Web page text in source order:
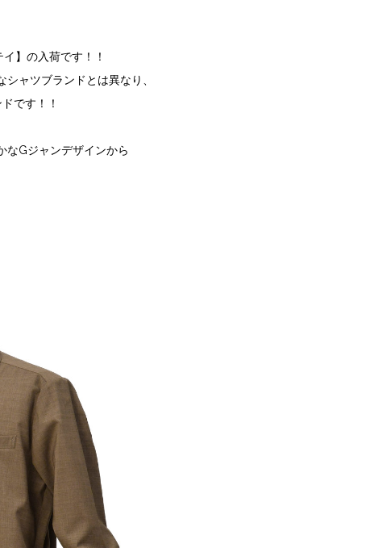
】の入荷です！！
ャツブランドとは異なり、
です！！
なGジャンデザインから